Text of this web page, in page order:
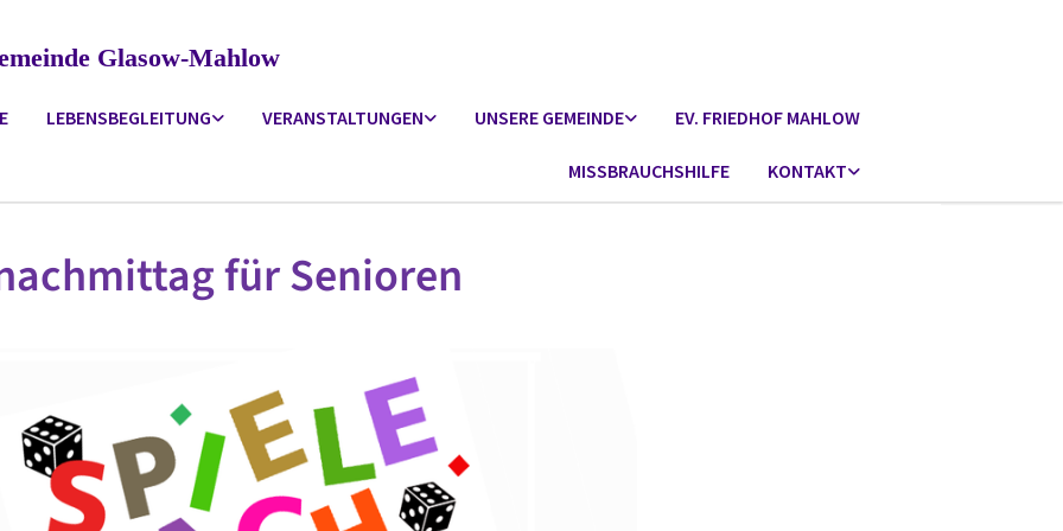
Glasow-Mahlow
LEBENSBEGLEITUNG VERANSTALTUNGEN UNSERE GEMEINDE EV. FRIEDHOF MAHLOW
MISSBRAUCHSHILFE KONTAKT
für Senioren